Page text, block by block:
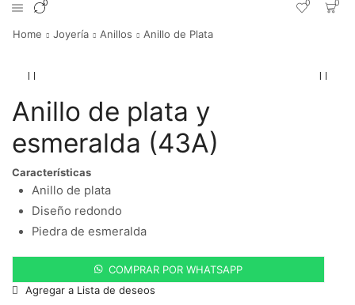
0 0 0
Home Joyería Anillos Anillo de Plata
Anillo de plata y
esmeralda (43A)
Características
Anillo de plata
Diseño redondo
Piedra de esmeralda
COMPRAR POR WHATSAPP
Agregar a Lista de deseos